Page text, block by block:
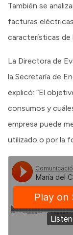
También se
facturas
características de
La Directora de
la Secretaría de
explicó: “El
consumos y
empresa puede
utilizado o por la